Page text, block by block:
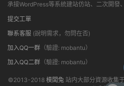
承接WordPress等系統建站仿站、二次開發
提交工單
聯系客服 (說明需求，勿問在否)
加入QQ一群 （驗證: mobantu）
加入QQ二群 （驗證: mobantu）
©2013-2018 模闆兔 站内大部分資源收集